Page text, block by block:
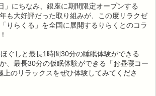
」にちなみ、銀座に期間限定オープンする
も大好評だった取り組みが、この度リラクゼ
りらくる」を全国に展開するりらくとのコラ
ぐしと最長1時間30分の睡眠体験ができる
、最長30分の仮眠体験ができる「お昼寝コー
上のリラックスをぜひ体験してみてくださ